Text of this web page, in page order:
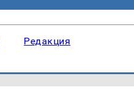
Редакция